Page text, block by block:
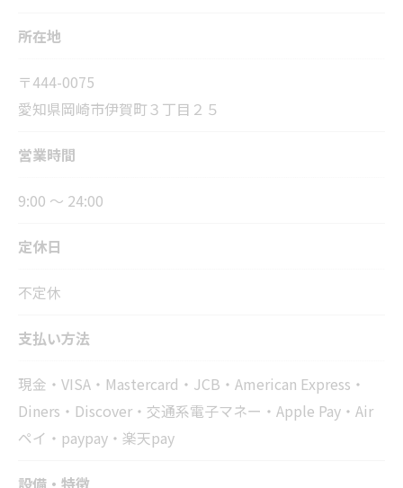
所在地
〒444-0075
愛知県岡崎市伊賀町３丁目２５
営業時間
9:00 ～ 24:00
定休日
不定休
支払い方法
現金・VISA・Mastercard・JCB・American Express・
Diners・Discover・交通系電子マネー・Apple Pay・Air
ペイ・paypay・楽天pay
設備・特徴